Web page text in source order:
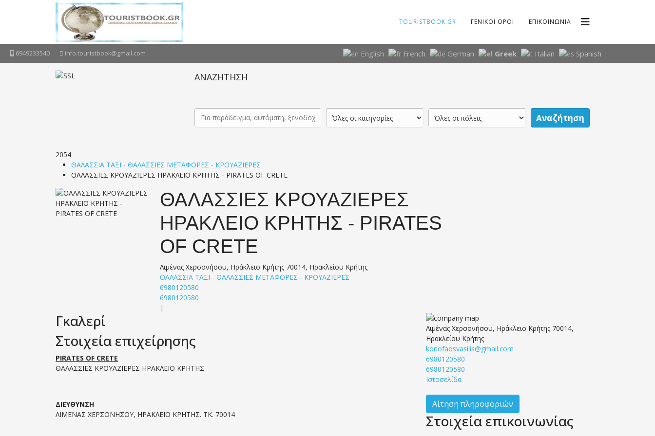
TOURISTBOOK.GR ΓΕΝΙΚΟΙ ΟΡΟΙ ΕΠΙΚΟΙΝΩΝΙΑ
6949233540 info.touristbook@gmail.com English French German Greek Italian Spanish
ΑΝΑΖΗΤΗΣΗ
Αναζήτηση
2054
ΘΑΛΑΣΣΙΑ ΤΑΞΙ - ΘΑΛΑΣΣΙΕΣ ΜΕΤΑΦΟΡΕΣ - ΚΡΟΥΑΖΙΕΡΕΣ
ΘΑΛΑΣΣΙΕΣ ΚΡΟΥΑΖΙΕΡΕΣ ΗΡΑΚΛΕΙΟ ΚΡΗΤΗΣ - PIRATES OF CRETE
ΘΑΛΑΣΣΙΕΣ ΚΡΟΥΑΖΙΕΡΕΣ
ΗΡΑΚΛΕΙΟ ΚΡΗΤΗΣ - PIRATES
OF CRETE
Λιμένας Χερσονήσου, Ηράκλειο Κρήτης 70014, Ηρακλείου Κρήτης
ΘΑΛΑΣΣΙΑ ΤΑΞΙ - ΘΑΛΑΣΣΙΕΣ ΜΕΤΑΦΟΡΕΣ - ΚΡΟΥΑΖΙΕΡΕΣ
6980120580
6980120580
|
Γκαλερί
Στοιχεία επιχείρησης
PIRATES OF CRETE
ΘΑΛΑΣΣΙΕΣ ΚΡΟΥΑΖΙΕΡΕΣ ΗΡΑΚΛΕΙΟ ΚΡΗΤΗΣ
ΔΙΕΥΘΥΝΣΗ
ΛΙΜΕΝΑΣ ΧΕΡΣΟΝΗΣΟΥ, ΗΡΑΚΛΕΙΟ ΚΡΗΤΗΣ. ΤΚ. 70014
Λιμένας Χερσονήσου, Ηράκλειο Κρήτης 70014,
Ηρακλείου Κρήτης
konofaosvasilis@gmail.com
6980120580
6980120580
Ιστοσελίδα
Αίτηση πληροφοριών
Στοιχεία επικοινωνίας